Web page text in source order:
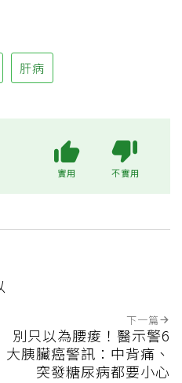
肝病
實用 不實用
下一篇
別只以為腰痠！醫示警6
大胰臟癌警訊：中背痛、
突發糖尿病都要小心